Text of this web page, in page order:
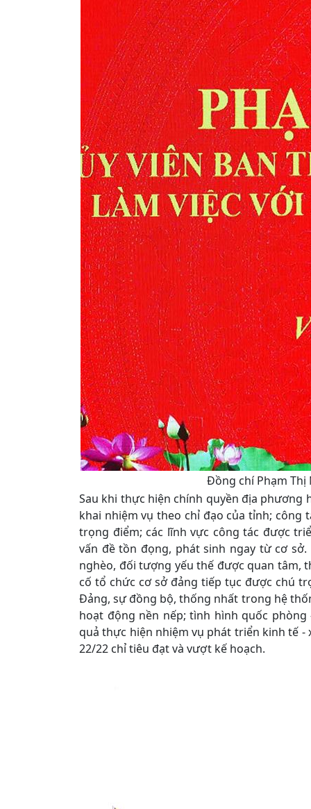
Đồng chí Phạm Thị
Sau khi thực hiện chính quyền địa phương
khai nhiệm vụ theo chỉ đạo của tỉnh;
trọng điểm; các lĩnh vực công tác được
vấn đề tồn đọng, phát sinh ngay từ cơ
nghèo, đối tượng yếu thế được quan tâm,
cố tổ chức cơ sở đảng tiếp tục được chú
Đảng, sự đồng bộ, thống nhất trong hệ
hoạt động nền nếp; tình hình quốc
quả thực hiện nhiệm vụ phát triển kinh tế -
22/22 chỉ tiêu đạt và vượt kế hoạch.